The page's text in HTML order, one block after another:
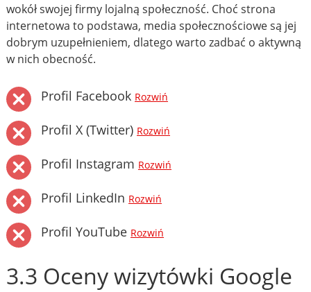
wokół swojej firmy lojalną społeczność. Choć strona
internetowa to podstawa, media społecznościowe są jej
dobrym uzupełnieniem, dlatego warto zadbać o aktywną
w nich obecność.
Profil Facebook Rozwiń
Profil X (Twitter) Rozwiń
Profil Instagram Rozwiń
Profil LinkedIn Rozwiń
Profil YouTube Rozwiń
3.3 Oceny wizytówki Google